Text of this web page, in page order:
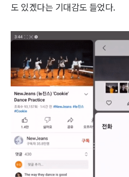
도 있겠다는 기대감도 들었다.